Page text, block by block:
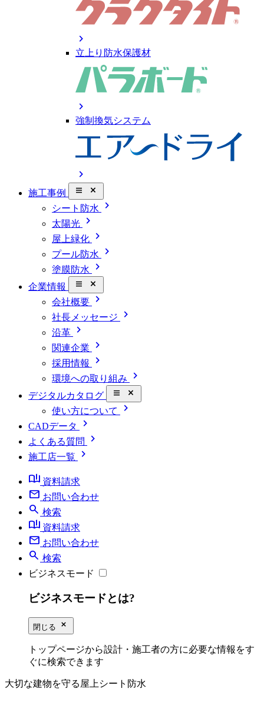
chevron_right
立上り防水保護材
chevron_right
強制換気システム
chevron_right
施工事例 close_small
シート防水 chevron_right
太陽光 chevron_right
屋上緑化 chevron_right
プール防水 chevron_right
塗膜防水 chevron_right
企業情報 close_small
会社概要 chevron_right
社長メッセージ chevron_right
沿革 chevron_right
関連企業 chevron_right
採用情報 chevron_right
環境への取り組み chevron_right
デジタルカタログ close_small
使い方について chevron_right
CADデータ chevron_right
よくある質問 chevron_right
施工店一覧
chevron_right
book_ribbon 資料請求
mail お問い合わせ
search 検索
book_ribbon 資料請求
mail お問い合わせ
search 検索
ビジネスモード
ビジネスモードとは?
閉じる close_small
トップページから設計・施工者の方に必要な情報をす
ぐに検索できます
大切な建物を守る屋上シート防水